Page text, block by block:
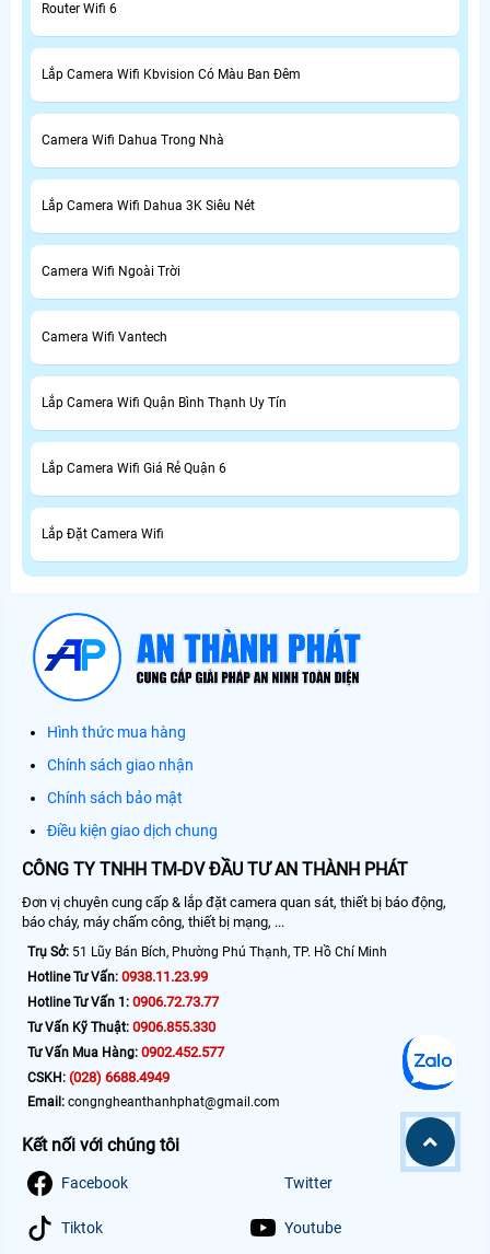
Router Wifi 6
Lắp Camera Wifi Kbvision Có Màu Ban Đêm
Camera Wifi Dahua Trong Nhà
Lắp Camera Wifi Dahua 3K Siêu Nét
Camera Wifi Ngoài Trời
Camera Wifi Vantech
Lắp Camera Wifi Quận Bình Thạnh Uy Tín
Lắp Camera Wifi Giá Rẻ Quận 6
Lắp Đặt Camera Wifi
Hình thức mua hàng
Chính sách giao nhận
Chính sách bảo mật
Điều kiện giao dịch chung
CÔNG TY TNHH TM-DV ĐẦU TƯ AN THÀNH PHÁT
Đơn vị chuyên cung cấp & lắp đặt camera quan sát, thiết bị báo động,
báo cháy, máy chấm công, thiết bị mạng, ...
Trụ Sở: 51 Lũy Bán Bích, Phường Phú Thạnh, TP. Hồ Chí Minh
Hotline Tư Vấn: 0938.11.23.99
Hotline Tư Vấn 1: 0906.72.73.77
Tư Vấn Kỹ Thuật: 0906.855.330
Tư Vấn Mua Hàng: 0902.452.577
CSKH: (028) 6688.4949
Email: congngheanthanhphat@gmail.com
Kết nối với chúng tôi
Facebook Twitter
Tiktok Youtube